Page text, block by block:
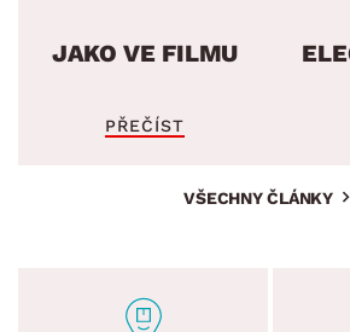
JAKO VE FILMU
PŘEČÍST
VŠECHNY ČLÁNKY